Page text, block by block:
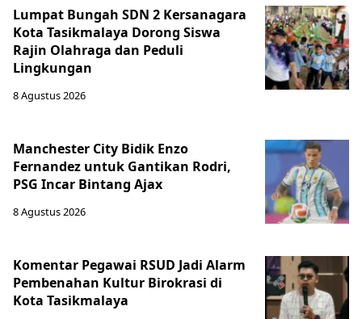
Lumpat Bungah SDN 2 Kersanagara
Kota Tasikmalaya Dorong Siswa
Rajin Olahraga dan Peduli
Lingkungan
8 Agustus 2026
Manchester City Bidik Enzo
Fernandez untuk Gantikan Rodri,
PSG Incar Bintang Ajax
8 Agustus 2026
Komentar Pegawai RSUD Jadi Alarm
Pembenahan Kultur Birokrasi di
Kota Tasikmalaya